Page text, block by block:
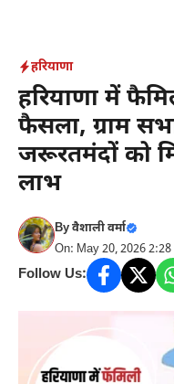
content
हरियाणा
हरियाणा में
फैसला, ग्राम
जरूरतमंदों को
लाभ
Byवैशाली वर्मा
On: May 20, 2026 2:28
Follow Us: